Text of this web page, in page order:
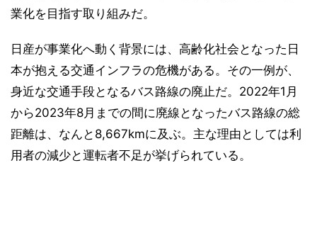
業化を目指す取り組みだ。
日産が事業化へ動く背景には、高齢化社会となった日
本が抱える交通インフラの危機がある。その一例が、
身近な交通手段となるバス路線の廃止だ。2022年1月
から2023年8月までの間に廃線となったバス路線の総
距離は、なんと8,667kmに及ぶ。主な理由としては利
用者の減少と運転者不足が挙げられている。